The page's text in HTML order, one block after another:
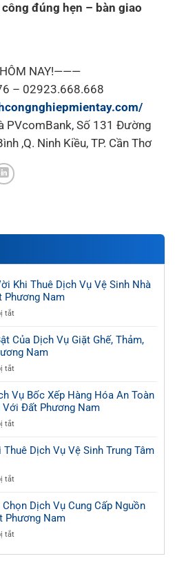
đúng hẹn – bàn giao
NAY!———
– 02923.668.668
PVcomBank, Số 131 Đường
,Q. Ninh Kiều, TP. Cần Thơ
Khi Thuê Dịch Vụ Vệ Sinh Nhà
Phương Nam
tắtở
Lợi
Tuyệt
Vời
Thuê
Dịch
Nhà
Mưa
Phương
Nam
Của Dịch Vụ Giặt Ghế, Thảm,
Nam
tắtở
Ưu
Điểm
Bật
Dịch
Rèm
Cửa
Đất
Nam
Vụ Bốc Xếp Hàng Hóa An Toàn
Với Đất Phương Nam
tắtở
Lý
Dịch
Bốc
Xếp
An
Dịch Vụ Vệ Sinh Trung Tâm
tắtở
3
Lợi
Khi
Chọn Dịch Vụ Cung Cấp Nguồn
Phương Nam
tắtở
Lý